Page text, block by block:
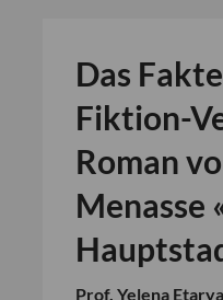
Das
Fiktion-
Roman
Menasse
Prof. Yelena